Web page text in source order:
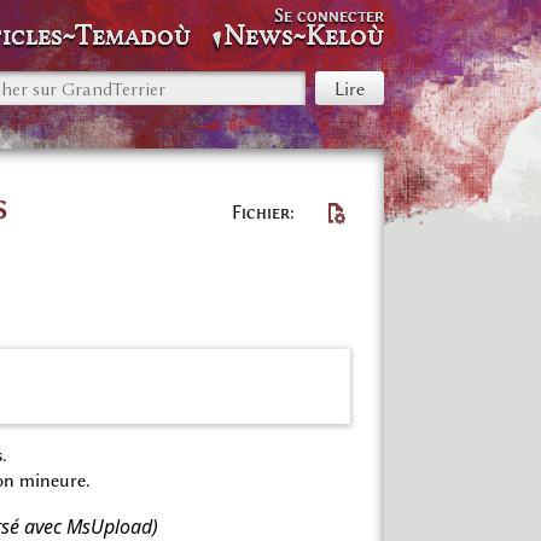
News~Keloù
Se connecter
Fichier
mineure.
avec MsUpload